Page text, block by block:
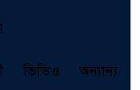
ভিডিও অন্যান্য